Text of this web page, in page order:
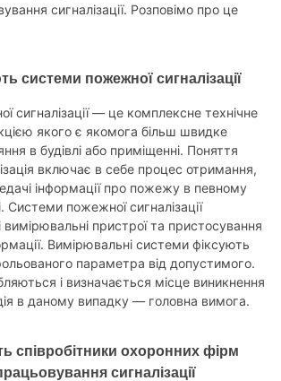
сигналізації. Розповімо про це
системи пожежної сигналізації
сигналізації — це комплексне технічне
якого є якомога більш швидке
в будівлі або приміщенні. Поняття
включає в себе процес отримання,
інформації про пожежу в певному
Системи пожежної сигналізації
пристрої та пристосування
Вимірювальні системи фіксують
параметра від допустимого.
і визначається місце виникнення
в даному випадку — головна вимога.
співробітники охоронних фірм
сигналізації